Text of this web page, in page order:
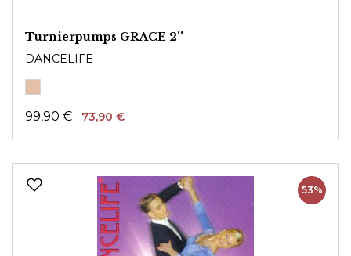
Turnierpumps GRACE 2''
DANCELIFE
99,90 € 73,90 €
53%